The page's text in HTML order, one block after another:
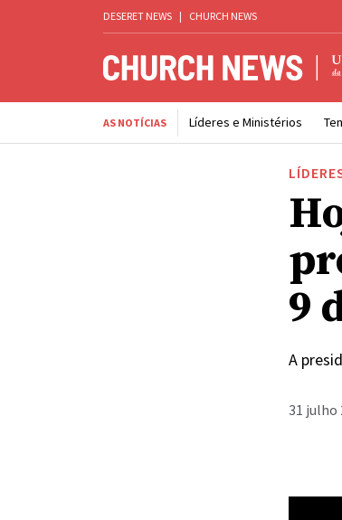
DESERET NEWS | CHURCH NEWS
AS NOTÍCIAS Líderes e Ministérios
9
A
31 julho